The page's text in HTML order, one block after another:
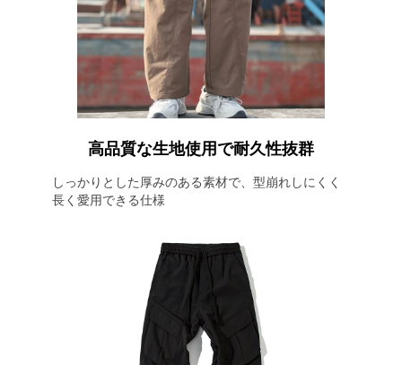
高品質な生地使用で耐久性抜群
しっかりとした厚みのある素材で、型崩れしにくく
長く愛用できる仕様